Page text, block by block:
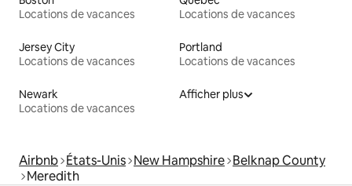
Locations de vacances
Locations de vacances
Jersey City
Locations de vacances
Portland
Locations de vacances
Newark
Locations de vacances
Afficher plus
Airbnb États-Unis New Hampshire Belknap County
Meredith